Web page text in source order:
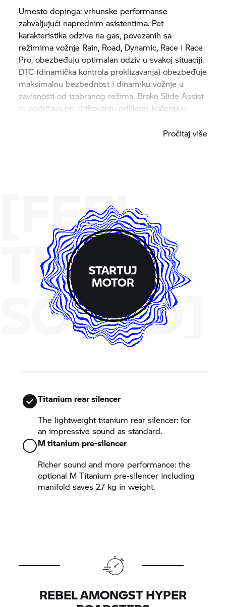
Umesto dopinga: vrhunske performanse
zahvaljujući naprednim asistentima. Pet
karakteristika odziva na gas, povezanih sa
režimima vožnje Rain, Road, Dynamic, Race i Race
Pro, obezbeđuju optimalan odziv u svakoj situaciji.
DTC (dinamička kontrola proklizavanja) obezbeđuje
maksimalnu bezbednost i dinamiku vožnje u
zavisnosti od izabranog režima. Brake Slide Assist
te podržava pri driftovanju prilikom kočenja u
Pročitaj više
[FEEL
THE
SOUND]
STARTUJ
MOTOR
Titanium rear silencer
The lightweight titanium rear silencer: for
an impressive sound as standard.
M titanium pre-silencer
Richer sound and more performance: the
optional M Titanium pre-silencer including
manifold saves 2.7 kg in weight.
REBEL AMONGST HYPER